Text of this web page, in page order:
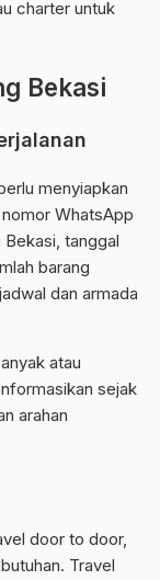
charter untuk
Bekasi
menyiapkan
WhatsApp
tanggal
barang
dan armada
atau
sejak
arahan
door to door,
Travel